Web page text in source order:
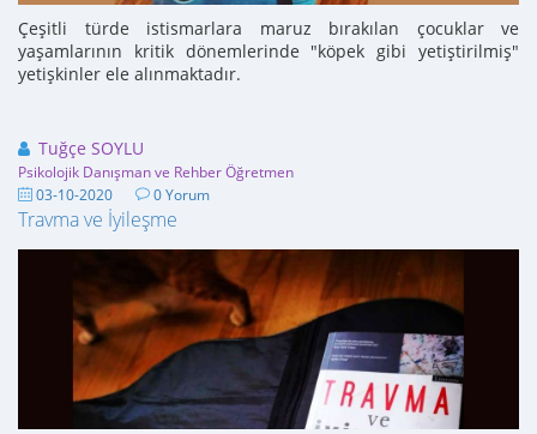
Çeşitli türde istismarlara maruz bırakılan çocuklar ve
yaşamlarının kritik dönemlerinde "köpek gibi yetiştirilmiş"
yetişkinler ele alınmaktadır.
Tuğçe SOYLU
Psikolojik Danışman ve Rehber Öğretmen
03-10-2020 0 Yorum
Travma ve İyileşme